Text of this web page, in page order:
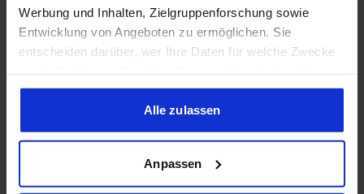
Werbung und Inhalten, Zielgruppenforschung sowie
Entwicklung von Angeboten zu ermöglichen. Sie
entscheiden darüber, wer Ihre Daten für welche Zwecke
Cookie-Erklärung oder durch Klicken auf das Privacy
Trigger Symbol ändern oder widerrufen
Informationen über Ihre geografische Lage erfassen,
welche bis auf einige Meter genau sein können
Alle zulassen
Anpassen
Encoding